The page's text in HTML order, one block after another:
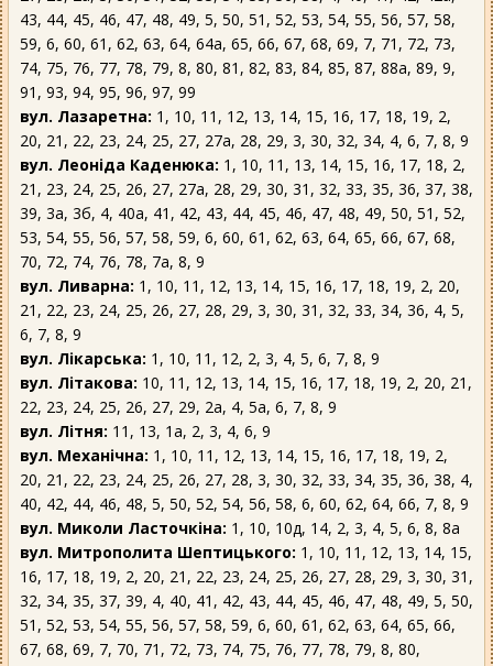
43, 44, 45, 46, 47, 48, 49, 5, 50, 51, 52, 53, 54, 55, 56, 57, 58,
59, 6, 60, 61, 62, 63, 64, 64а, 65, 66, 67, 68, 69, 7, 71, 72, 73,
74, 75, 76, 77, 78, 79, 8, 80, 81, 82, 83, 84, 85, 87, 88а, 89, 9,
91, 93, 94, 95, 96, 97, 99
вул. Лазаретна: 1, 10, 11, 12, 13, 14, 15, 16, 17, 18, 19, 2,
20, 21, 22, 23, 24, 25, 27, 27а, 28, 29, 3, 30, 32, 34, 4, 6, 7, 8, 9
вул. Леоніда Каденюка: 1, 10, 11, 13, 14, 15, 16, 17, 18, 2,
21, 23, 24, 25, 26, 27, 27а, 28, 29, 30, 31, 32, 33, 35, 36, 37, 38,
39, 3а, 3б, 4, 40а, 41, 42, 43, 44, 45, 46, 47, 48, 49, 50, 51, 52,
53, 54, 55, 56, 57, 58, 59, 6, 60, 61, 62, 63, 64, 65, 66, 67, 68,
70, 72, 74, 76, 78, 7а, 8, 9
вул. Ливарна: 1, 10, 11, 12, 13, 14, 15, 16, 17, 18, 19, 2, 20,
21, 22, 23, 24, 25, 26, 27, 28, 29, 3, 30, 31, 32, 33, 34, 36, 4, 5,
6, 7, 8, 9
вул. Лікарська: 1, 10, 11, 12, 2, 3, 4, 5, 6, 7, 8, 9
вул. Літакова: 10, 11, 12, 13, 14, 15, 16, 17, 18, 19, 2, 20, 21,
22, 23, 24, 25, 26, 27, 29, 2а, 4, 5а, 6, 7, 8, 9
вул. Літня: 11, 13, 1а, 2, 3, 4, 6, 9
вул. Механічна: 1, 10, 11, 12, 13, 14, 15, 16, 17, 18, 19, 2,
20, 21, 22, 23, 24, 25, 26, 27, 28, 3, 30, 32, 33, 34, 35, 36, 38, 4,
40, 42, 44, 46, 48, 5, 50, 52, 54, 56, 58, 6, 60, 62, 64, 66, 7, 8, 9
вул. Миколи Ласточкіна: 1, 10, 10д, 14, 2, 3, 4, 5, 6, 8, 8а
вул. Митрополита Шептицького: 1, 10, 11, 12, 13, 14, 15,
16, 17, 18, 19, 2, 20, 21, 22, 23, 24, 25, 26, 27, 28, 29, 3, 30, 31,
32, 34, 35, 37, 39, 4, 40, 41, 42, 43, 44, 45, 46, 47, 48, 49, 5, 50,
51, 52, 53, 54, 55, 56, 57, 58, 59, 6, 60, 61, 62, 63, 64, 65, 66,
67, 68, 69, 7, 70, 71, 72, 73, 74, 75, 76, 77, 78, 79, 8, 80,